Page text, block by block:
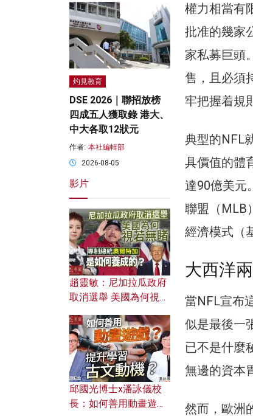
權力相當有
批准的幾家
家私募巨頭
售，且必須
牢把握着規
典型的NFL
具價值的體
達90億美元
聯盟（MLB
經濟模式（
大西洋
當NFL宣布
似是最後一
已不是什麼
無邊的資本
然而，歐洲
灼見教育
DSE 2026｜聯招放榜
四成五人獲取錄 港大、
中大各取12狀元
作者: 本社編輯部
2026-08-05
影片
趙靈敏：尼加拉瓜政府
取消選舉 美國為何視若
加是如何養成的？
邱國光博士x潘詠儀校
長：如何善用動畫遊戲